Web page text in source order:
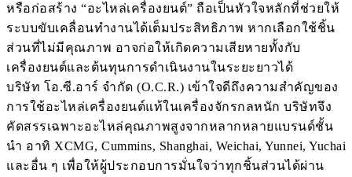
หรือก่อสร้าง “อะไหล่เครื่องยนต์” ถือเป็นหัวใจหลักที่ช่วยให้
ระบบขับเคลื่อนทำงานได้เต็มประสิทธิภาพ หากเลือกใช้ชิ้น
ส่วนที่ไม่มีคุณภาพ อาจก่อให้เกิดความเสียหายทั้งกับ
เครื่องยนต์และต้นทุนการดำเนินงานในระยะยาวได้
บริษัท โอ.ซี.อาร์ จำกัด (O.C.R.) เข้าใจดีถึงความสำคัญของ
การใช้อะไหล่เครื่องยนต์แท้ในเครื่องจักรกลหนัก บริษัทจึง
คัดสรรเฉพาะอะไหล่คุณภาพสูงจากหลากหลายแบรนด์ชั้น
นำ อาทิ XCMG, Cummins, Shanghai, Weichai, Yunnei, Yuchai
และอื่น ๆ เพื่อให้ผู้ประกอบการมั่นใจว่าทุกชิ้นส่วนได้ผ่าน